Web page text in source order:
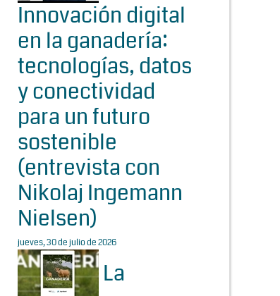
Innovación digital
en la ganadería:
tecnologías, datos
y conectividad
para un futuro
sostenible
(entrevista con
Nikolaj Ingemann
Nielsen)
jueves, 30 de julio de 2026
La